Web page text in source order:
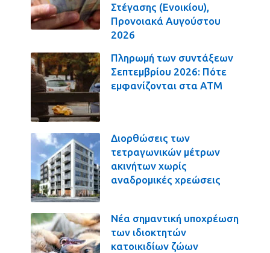
Στέγασης (Ενοικίου),
Προνοιακά Αυγούστου
2026
Πληρωμή των συντάξεων
Σεπτεμβρίου 2026: Πότε
εμφανίζονται στα ΑΤΜ
Διορθώσεις των
τετραγωνικών μέτρων
ακινήτων χωρίς
αναδρομικές χρεώσεις
Νέα σημαντική υποχρέωση
των ιδιοκτητών
κατοικιδίων ζώων